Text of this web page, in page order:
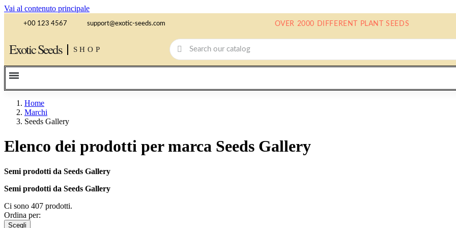
Vai al contenuto principale
+00 123 4567 support@exotic-seeds.com OVER 2000 DIFFERENT PLANT SEEDS
Exotic Seeds SHOP
Home
Marchi
Seeds Gallery
Elenco dei prodotti per marca Seeds Gallery
Semi prodotti da Seeds Gallery
Semi prodotti da Seeds Gallery
Ci sono 407 prodotti.
Ordina per:
Scegli